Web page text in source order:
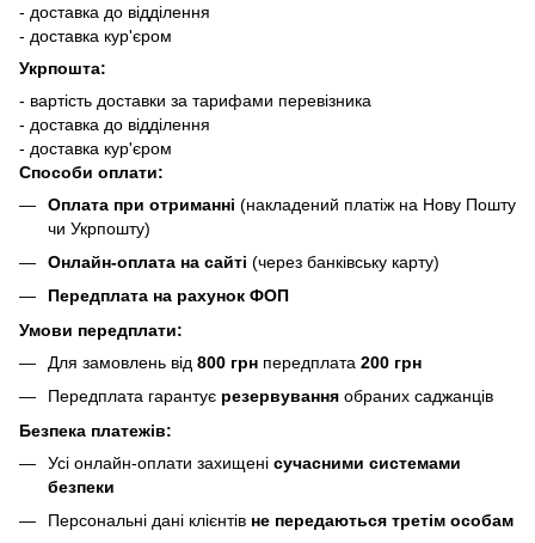
- доставка до відділення
- доставка кур'єром
Укрпошта:
- вартість доставки за тарифами перевізника
- доставка до відділення
- доставка кур'єром
Способи оплати:
Оплата при отриманні (накладений платіж на Нову Пошту
чи Укрпошту)
Онлайн-оплата на сайті (через банківську карту)
Передплата на рахунок ФОП
Умови передплати:
Для замовлень від 800 грн передплата 200 грн
Передплата гарантує резервування обраних саджанців
Безпека платежів:
Усі онлайн-оплати захищені сучасними системами
безпеки
Персональні дані клієнтів не передаються третім особам